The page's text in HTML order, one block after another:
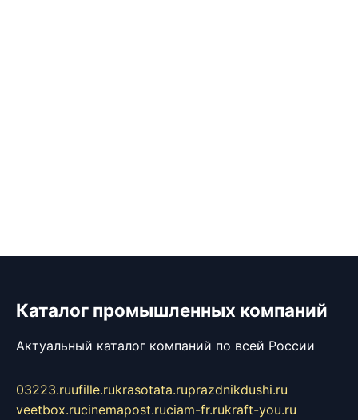
Каталог промышленных компаний
Актуальный каталог компаний по всей России
03223.ruufille.rukrasotata.ruprazdnikdushi.ru
veetbox.rucinemapost.ruciam-fr.rukraft-you.ru